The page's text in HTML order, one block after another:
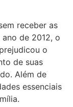
receber as
de 2012, o
o
de suas
Além de
essenciais